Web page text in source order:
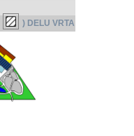
) DELU VRTA